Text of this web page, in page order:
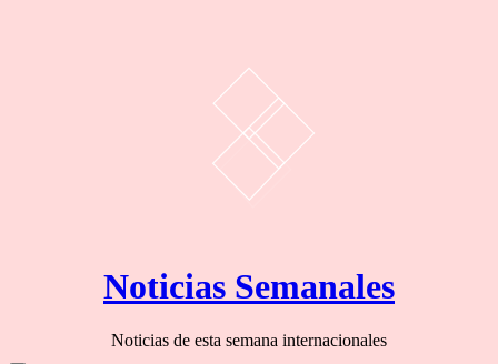
Noticias Semanales
Noticias de esta semana internacionales